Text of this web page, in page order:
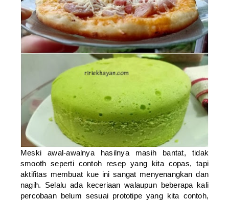
Meski awal-awalnya hasilnya masih bantat, tidak
smooth seperti contoh resep yang kita copas, tapi
aktifitas membuat kue ini sangat menyenangkan dan
nagih. Selalu ada keceriaan walaupun beberapa kali
percobaan belum sesuai prototipe yang kita contoh,